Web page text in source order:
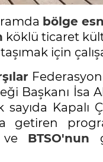
bölge
köklü ticaret
için
Başkanı İsa
Kapalı
getiren
ve BTSO'nun